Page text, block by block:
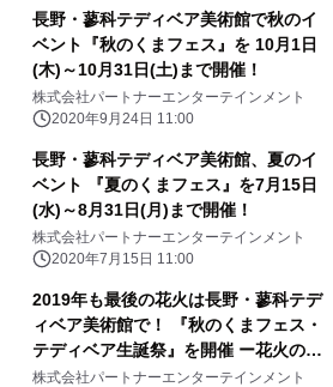
長野・蓼科テディベア美術館で秋のイ
ベント『秋のくまフェス』を 10月1日
(木)～10月31日(土)まで開催！
株式会社パートナーエンターテインメント
2020年9月24日 11:00
長野・蓼科テディベア美術館、夏のイ
ベント 『夏のくまフェス』を7月15日
(水)～8月31日(月)まで開催！
株式会社パートナーエンターテインメント
2020年7月15日 11:00
2019年も最後の花火は長野・蓼科テデ
ィベア美術館で！ 『秋のくまフェス・
テディベア生誕祭』を開催 ー花火の前
には無料開放のナイトミュージアムも
株式会社パートナーエンターテインメント